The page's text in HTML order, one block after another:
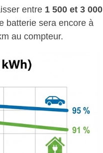
entre 1 500 et 3 000
batterie sera encore à
au compteur.